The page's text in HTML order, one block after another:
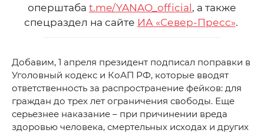
оперштаба t.me/YANAO_official , а также
спецраздел на сайте ИА «Север-Пресс».
Добавим, 1 апреля президент подписал поправки в
Уголовный кодекс и КоАП РФ, которые вводят
ответственность за распространение фейков: для
граждан до трех лет ограничения свободы. Еще
серьезнее наказание – при причинении вреда
здоровью человека, смертельных исходах и других